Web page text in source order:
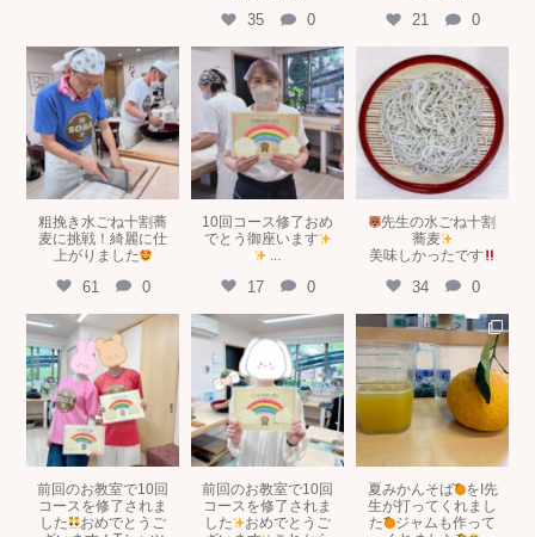
35 0 21 0
tokyosobakitchen
6月 11
粗挽き水ごね十割蕎
麦に挑戦！綺麗に仕
上がりました
61 0
tokyosobakitchen
5月 19
10回コース修了おめ
でとう御座います
...
17 0
tokyosobakitchen
5月 16
先生の水ごね十割
蕎麦
美味しかったです
34 0
tokyosobakitchen
5月 8
前回のお教室で10回
コースを修了されま
した
おめでとうご
tokyosobakitchen
5月 8
前回のお教室で10回
コースを修了されま
した
おめでとうご
tokyosobakitchen
5月 2
夏みかんそば
をI先
生が打ってくれまし
た
ジャムも作って